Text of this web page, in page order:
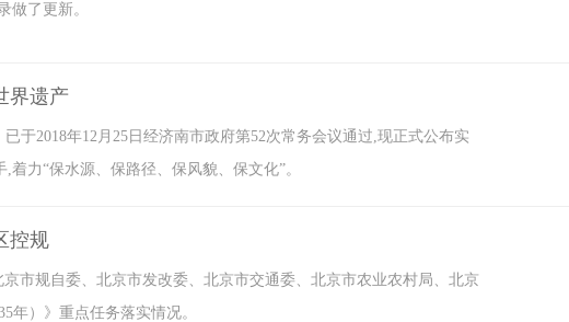
做了更新。
界遗产
于2018年12月25日经济南市政府第52次常务会议通过,现正式公布实
力“保水源、保路径、保风貌、保文化”。
控规
市规自委、北京市发改委、北京市交通委、北京市农业农村局、北京
年）》重点任务落实情况。